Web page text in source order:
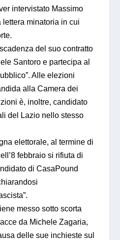
intervistato Massimo
minatoria in cui
del suo contratto
Santoro e partecipa al
Alle elezioni
alla Camera dei
è, inoltre, candidato
del Lazio nello stesso
elettorale, al termine di
febbraio si rifiuta di
di CasaPound
messo sotto scorta
da Michele Zagaria,
delle sue inchieste sul